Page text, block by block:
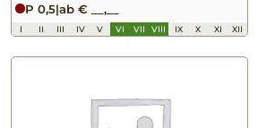
P 0,5|ab € __,__
I II III IV V VI VII VIII IX X XI XII